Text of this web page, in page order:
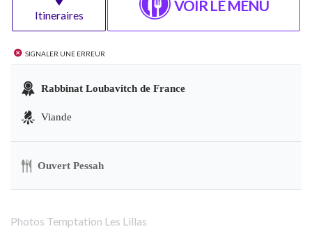
Itineraires
VOIR LE MENU
Signaler une erreur
Rabbinat Loubavitch de France
Viande
Ouvert Pessah
Photos Temptation Les Lillas